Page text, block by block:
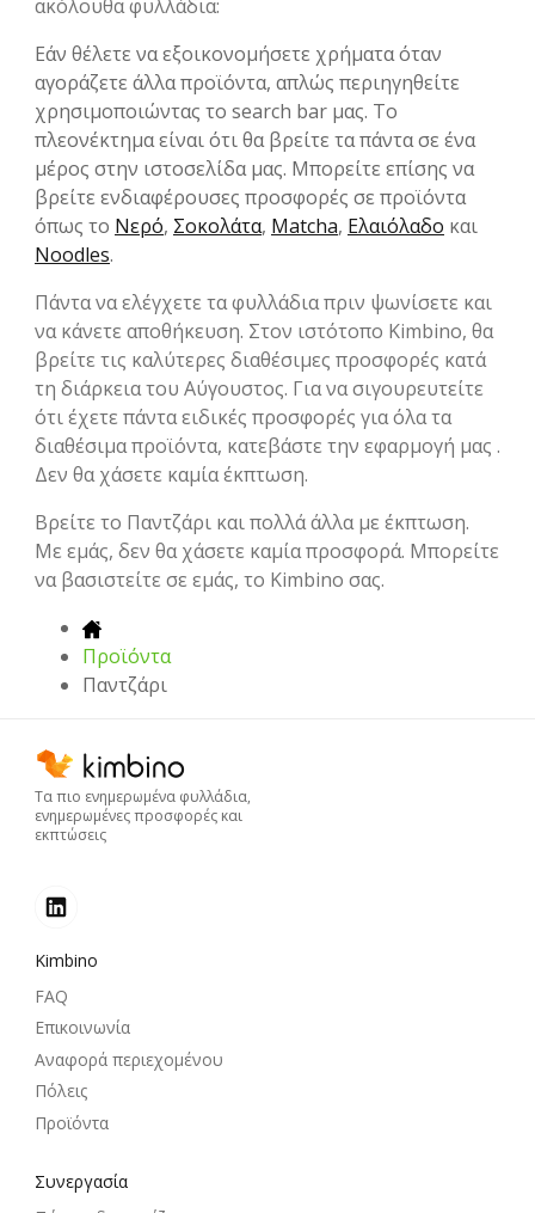
ακόλουθα φυλλάδια:
Εάν θέλετε να εξοικονομήσετε χρήματα όταν
αγοράζετε άλλα προϊόντα, απλώς περιηγηθείτε
χρησιμοποιώντας το search bar μας. Το
πλεονέκτημα είναι ότι θα βρείτε τα πάντα σε ένα
μέρος στην ιστοσελίδα μας. Μπορείτε επίσης να
βρείτε ενδιαφέρουσες προσφορές σε προϊόντα
όπως το Νερό, Σοκολάτα, Matcha, Ελαιόλαδο και
Noodles.
Πάντα να ελέγχετε τα φυλλάδια πριν ψωνίσετε και
να κάνετε αποθήκευση. Στον ιστότοπο Kimbino, θα
βρείτε τις καλύτερες διαθέσιμες προσφορές κατά
τη διάρκεια του Αύγουστος. Για να σιγουρευτείτε
ότι έχετε πάντα ειδικές προσφορές για όλα τα
διαθέσιμα προϊόντα, κατεβάστε την εφαρμογή μας .
Δεν θα χάσετε καμία έκπτωση.
Βρείτε το Παντζάρι και πολλά άλλα με έκπτωση.
Με εμάς, δεν θα χάσετε καμία προσφορά. Μπορείτε
να βασιστείτε σε εμάς, το Kimbino σας.
Προϊόντα
Παντζάρι
Τα πιο ενημερωμένα φυλλάδια,
ενημερωμένες προσφορές και
εκπτώσεις
Kimbino
FAQ
Επικοινωνία
Αναφορά περιεχομένου
Πόλεις
Προϊόντα
Συνεργασία